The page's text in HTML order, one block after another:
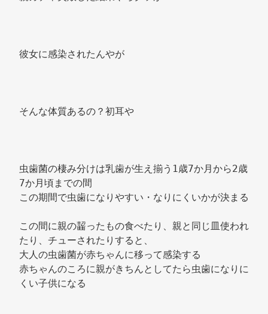
彼女に感染されたんやが
そんな体質あるの？初耳や
虫歯菌の棲み分けは乳歯が生え揃う1歳7か月から2歳
7か月頃までの間
この間に親の齧ったもの食べたり、親と同じ皿使われ
たり、チューされたりすると、
大人の虫歯菌が赤ちゃんに移って感染する
赤ちゃんのころに親がきちんとしてたら虫歯になりに
くい子供になる